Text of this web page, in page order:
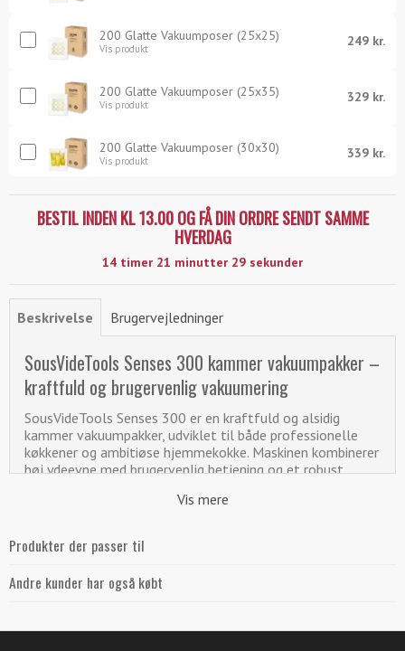
200 Glatte Vakuumposer (25x25)
Vis produkt 249 kr.
200 Glatte Vakuumposer (25x35)
Vis produkt 329 kr.
200 Glatte Vakuumposer (30x30)
Vis produkt 339 kr.
BESTIL INDEN KL 13.00 OG FÅ DIN ORDRE SENDT SAMME
HVERDAG
14 timer 21 minutter 29 sekunder
Beskrivelse Brugervejledninger
SousVideTools Senses 300 kammer vakuumpakker –
kraftfuld og brugervenlig vakuumering
SousVideTools Senses 300 er en kraftfuld og alsidig
kammer vakuumpakker, udviklet til både professionelle
køkkener og ambitiøse hjemmekokke. Maskinen kombinerer
høj ydeevne med brugervenlig betjening og et robust
kød og grøntsager til supper, saucer og marinerede
Kraftig vakuumpumpe og professionel forsegling
Maskinen er udstyret med en effektiv tør vakuumpumpe
op til 1 mbar (≈ -999 mbar). Det sikrer maksimal
Vis mere
Produkter der passer til
Andre kunder har også købt